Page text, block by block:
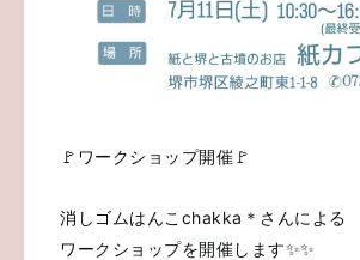
🚩ワークショップ開催🚩
消しゴムはんこchakka＊さんによる
ワークショップを開催します✨️✨️